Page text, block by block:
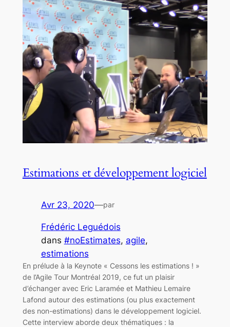
Estimations et développement logiciel
Avr 23, 2020—par
Frédéric Leguédois
dans #noEstimates, agile
estimations
En prélude à la Keynote « Cessons les estimations ! »
de l’Agile Tour Montréal 2019, ce fut un plaisir
d’échanger avec Eric Laramée et Mathieu Lemaire
Lafond autour des estimations (ou plus exactement
des non-estimations) dans le développement logiciel.
Cette interview aborde deux thématiques : la